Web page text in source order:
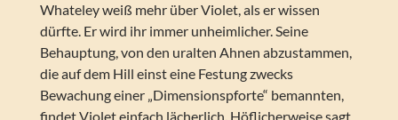
Whateley weiß mehr über Violet, als er wissen
dürfte. Er wird ihr immer unheimlicher. Seine
Behauptung, von den uralten Ahnen abzustammen,
die auf dem Hill einst eine Festung zwecks
Bewachung einer „Dimensionspforte“ bemannten,
findet Violet einfach lächerlich. Höflicherweise sagt